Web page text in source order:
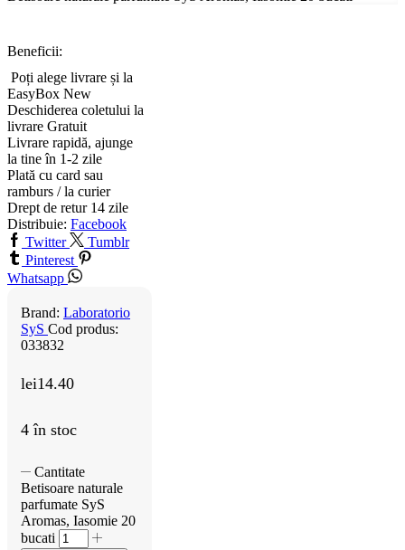
Beneficii:
Poți alege livrare și la
EasyBox New
Deschiderea coletului la
livrare Gratuit
Livrare rapidă, ajunge
la tine în 1-2 zile
Plată cu card sau
ramburs / la curier
Drept de retur 14 zile
Distribuie: Facebook
Twitter
Tumblr
Pinterest
Whatsapp
Brand: Laboratorio
SyS Cod produs:
033832
lei14.40
4 în stoc
Cantitate
Betisoare naturale
parfumate SyS
Aromas, Iasomie 20
bucati